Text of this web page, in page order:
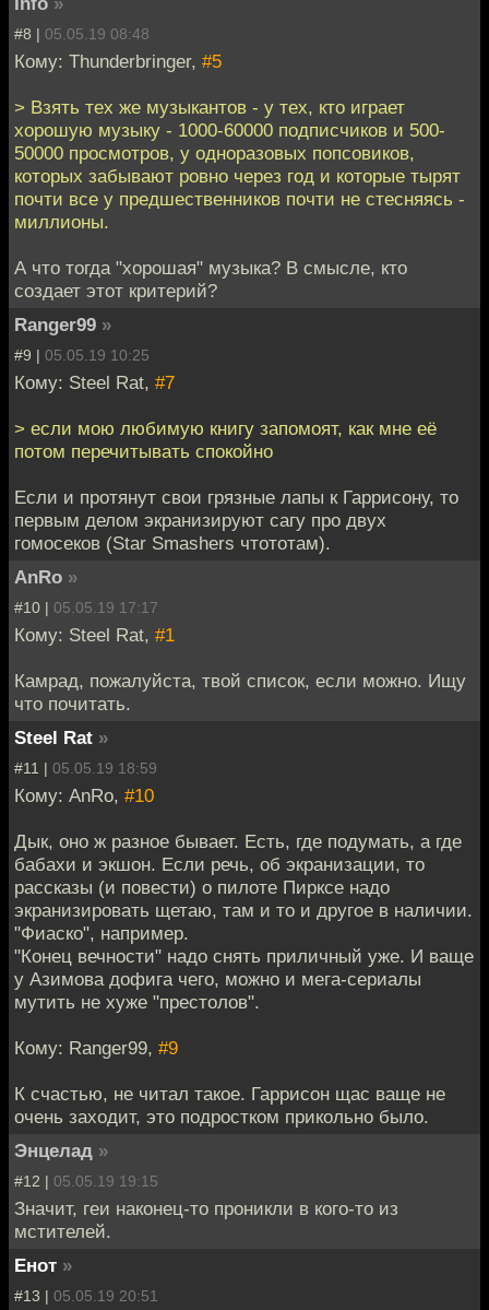
#8 | 05.05.19 08:48
Кому: Thunderbringer, #5
> Взять тех же музыкантов - у тех, кто играет
хорошую музыку - 1000-60000 подписчиков и 500-
50000 просмотров, у одноразовых попсовиков,
которых забывают ровно через год и которые тырят
почти все у предшественников почти не стесняясь -
миллионы.
А что тогда "хорошая" музыка? В смысле, кто
создает этот критерий?
Ranger99 »
#9 | 05.05.19 10:25
Кому: Steel Rat, #7
> если мою любимую книгу запомоят, как мне её
потом перечитывать спокойно
Если и протянут свои грязные лапы к Гаррисону, то
первым делом экранизируют сагу про двух
гомосеков (Star Smashers чтототам).
AnRo »
#10 | 05.05.19 17:17
Кому: Steel Rat, #1
Камрад, пожалуйста, твой список, если можно. Ищу
что почитать.
Steel Rat »
#11 | 05.05.19 18:59
Кому: AnRo, #10
Дык, оно ж разное бывает. Есть, где подумать, а где
бабахи и экшон. Если речь, об экранизации, то
рассказы (и повести) о пилоте Пирксе надо
экранизировать щетаю, там и то и другое в наличии.
"Фиаско", например.
"Конец вечности" надо снять приличный уже. И ваще
у Азимова дофига чего, можно и мега-сериалы
мутить не хуже "престолов".
Кому: Ranger99, #9
К счастью, не читал такое. Гаррисон щас ваще не
очень заходит, это подростком прикольно было.
Энцелад »
#12 | 05.05.19 19:15
Значит, геи наконец-то проникли в кого-то из
мстителей.
Енот »
#13 | 05.05.19 20:51